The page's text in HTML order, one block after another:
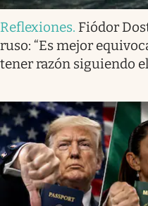
Reflexiones. Fiódor
ruso: “Es mejor
tener razón siguiendo